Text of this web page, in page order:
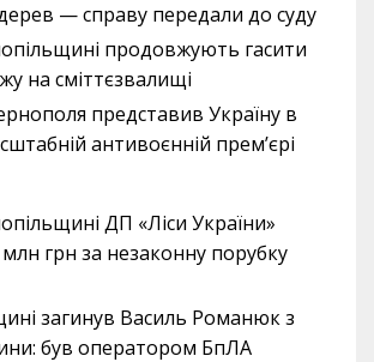
— справу передали до суду
продовжують гасити
на сміттєзвалищі
представив Україну в
антивоєнній прем’єрі
ДП «Ліси України»
грн за незаконну порубку
загинув Василь Романюк з
був оператором БпЛА